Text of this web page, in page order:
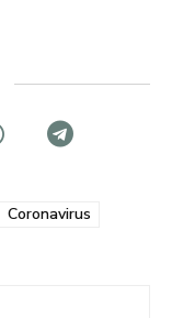
Coronavirus